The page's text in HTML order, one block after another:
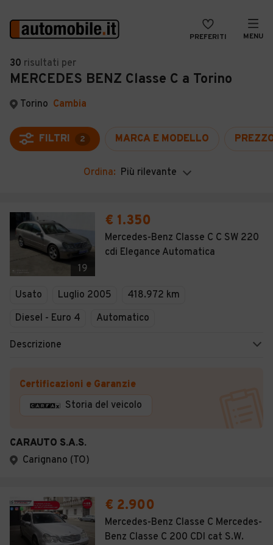
PREFERITI MENU
Auto
Auto usate
Auto Km 0
Auto Nuove
Noleggio a lungo termine
Moto
Camper
Veicoli Commerciali
VENDI
MAGAZINE
ACCEDI
30 risultati per
MERCEDES BENZ Classe C a Torino
Torino Cambia
FILTRI 2 MARCA E MODELLO
Ordina: Più rilevante
19
€ 1.350
Mercedes-Benz Classe C C SW 220
cdi Elegance Automatica
Usato Luglio 2005
418.972 km
Diesel - Euro 4
Automatico
Descrizione
Certificazioni e Garanzie
Storia del veicolo
CARAUTO S.A.S.
Carignano (TO)
€ 2.900
Mercedes-Benz Classe C Mercedes-
Benz Classe C 200 CDI cat S.W.